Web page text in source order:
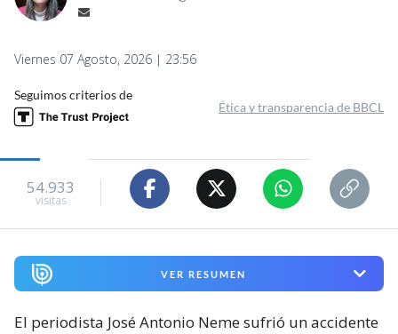
Viernes 07 Agosto, 2026 | 23:56
Seguimos criterios de
Ética y transparencia de BBCL
54.933
visitas
VER RESUMEN
El periodista José Antonio Neme sufrió un accidente